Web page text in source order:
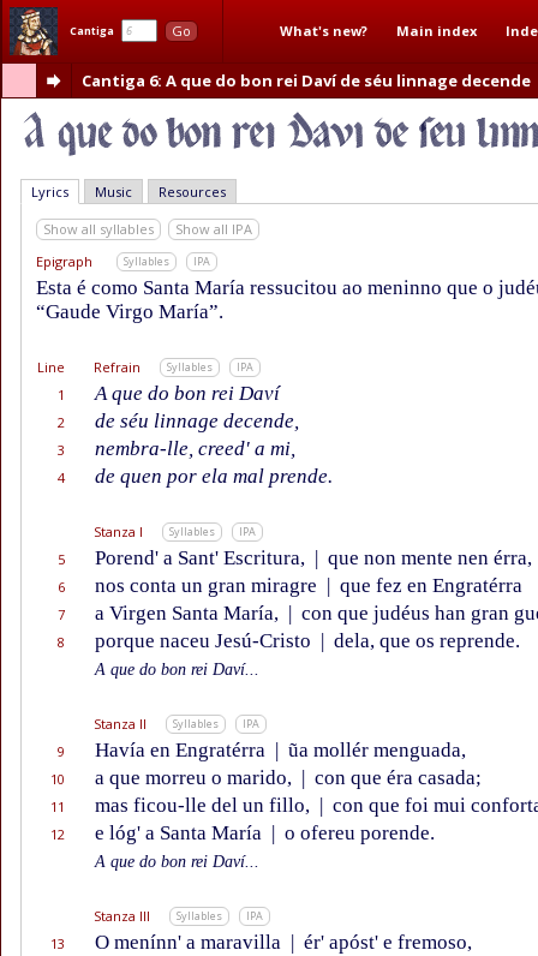
Cantiga Go What's new? Main index
Cantiga 6: A que do bon rei Daví de séu linnage decende
Lyrics Music Resources
Show all syllables
Show all IPA
Epigraph
Syllables IPA
Esta é como Santa María ressucitou ao meninno que o
“Gaude Virgo María”.
Line Refrain Syllables IPA
1 A que do bon rei Daví
2 de séu linnage decende,
3 nembra-lle, creed' a mi,
4 de quen por ela mal prende.
Stanza I Syllables IPA
5 Porend' a Sant' Escritura, | que non mente nen érra,
6 nos conta un gran miragre | que fez en Engratérra
7 a Virgen Santa María, | con que judéus han gran
8 porque naceu Jesú-Cristo | dela, que os reprende.
A que do bon rei Daví...
Stanza II Syllables IPA
9 Havía en Engratérra | ũa mollér menguada,
10 a que morreu o marido, | con que éra casada;
11 mas ficou-lle del un fillo, | con que foi mui
12 e lóg' a Santa María | o ofereu porende.
A que do bon rei Daví...
Stanza III Syllables IPA
13 O menínn' a maravilla | ér' apóst' e fremoso,